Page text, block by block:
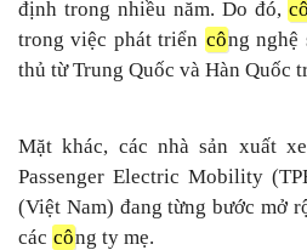
định trong nhiều năm. Do đó, cô
trong việc phát triển công nghệ
thủ từ Trung Quốc và Hàn Quốc
Mặt khác, các nhà sản xuất
Passenger Electric Mobility
(Việt Nam) đang từng bước mở
các công ty mẹ.